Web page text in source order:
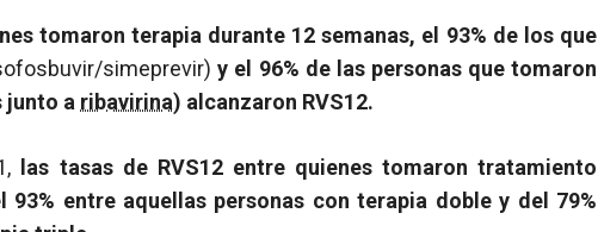
tomaron terapia durante 12 semanas, el 93% de los que
simeprevir) y el 96% de las personas que tomaron
junto a ribavirina) alcanzaron RVS12.
las tasas de RVS12 entre quienes tomaron tratamiento
93% entre aquellas personas con terapia doble y del 79%